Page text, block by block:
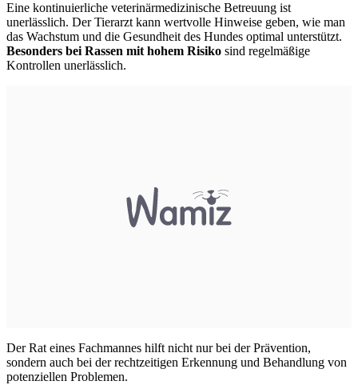
Eine kontinuierliche veterinärmedizinische Betreuung ist
unerlässlich. Der Tierarzt kann wertvolle Hinweise geben, wie man
das Wachstum und die Gesundheit des Hundes optimal unterstützt.
Besonders bei Rassen mit hohem Risiko sind regelmäßige
Kontrollen unerlässlich.
Der Rat eines Fachmannes hilft nicht nur bei der Prävention,
sondern auch bei der rechtzeitigen Erkennung und Behandlung von
potenziellen Problemen.